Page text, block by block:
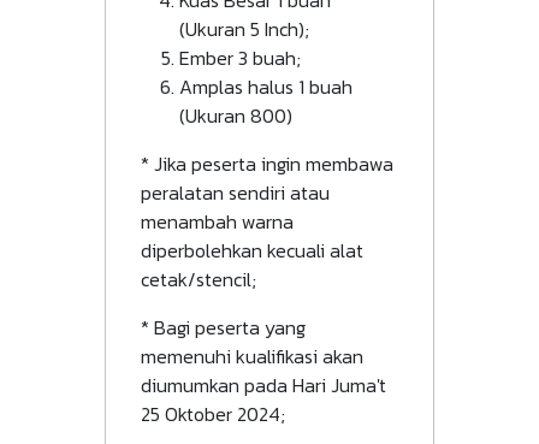
(Ukuran 5 Inch);
Ember 3 buah;
Amplas halus 1 buah
(Ukuran 800)
* Jika peserta ingin membawa
peralatan sendiri atau
menambah warna
diperbolehkan kecuali alat
cetak/stencil;
* Bagi peserta yang
memenuhi kualifikasi akan
diumumkan pada Hari Juma't
25 Oktober 2024;